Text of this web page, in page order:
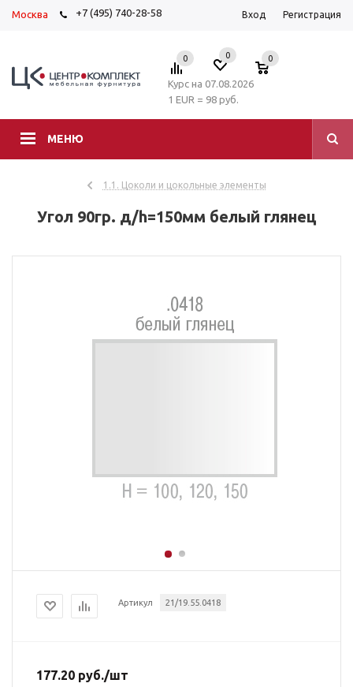
Москва +7 (495) 740-28-58 Вход Регистрация
МЕНЮ
0 0 0
Курс на 07.08.2026
1 EUR = 98 руб.
1.1. Цоколи и цокольные элементы
Угол 90гр. д/h=150мм белый глянец
Артикул 21/19.55.0418
177.20 руб./шт